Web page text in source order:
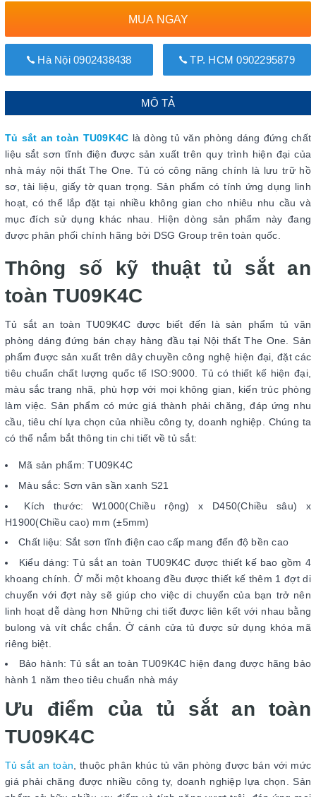
MUA NGAY
Hà Nội 0902438438 TP. HCM 0902295879
MÔ TẢ
Tủ sắt an toàn TU09K4C là dòng tủ văn phòng dáng đứng chất
liệu sắt sơn tĩnh điện được sản xuất trên quy trình hiện đại của
nhà máy nội thất The One. Tủ có công năng chính là lưu trữ hồ
sơ, tài liệu, giấy tờ quan trọng. Sản phẩm có tính ứng dụng linh
hoạt, có thể lắp đặt tại nhiều không gian cho nhiêu nhu cầu và
mục đích sử dụng khác nhau. Hiện dòng sản phẩm này đang
được phân phối chính hãng bởi DSG Group trên toàn quốc.
Thông số kỹ thuật tủ sắt an
toàn TU09K4C
Tủ sắt an toàn TU09K4C được biết đến là sản phẩm tủ văn
phòng dáng đứng bán chạy hàng đầu tại Nội thất The One. Sản
phẩm được sản xuất trên dây chuyền công nghệ hiện đại, đặt các
tiêu chuẩn chất lượng quốc tế ISO:9000. Tủ có thiết kế hiện đại,
màu sắc trang nhã, phù hợp với mọi không gian, kiến trúc phòng
làm việc. Sản phẩm có mức giá thành phải chăng, đáp ứng nhu
cầu, tiêu chí lựa chọn của nhiều công ty, doanh nghiệp. Chúng ta
có thể nắm bắt thông tin chi tiết về tủ sắt:
Mã sản phẩm: TU09K4C
Màu sắc: Sơn vân sần xanh S21
Kích thước: W1000(Chiều rộng) x D450(Chiều sâu) x
H1900(Chiều cao) mm (±5mm)
Chất liệu: Sắt sơn tĩnh điện cao cấp mang đến độ bền cao
Kiểu dáng: Tủ sắt an toàn TU09K4C được thiết kế bao gồm 4
khoang chính. Ở mỗi một khoang đều được thiết kế thêm 1 đợt di
chuyển với đợt này sẽ giúp cho việc di chuyển của bạn trở nên
linh hoạt dễ dàng hơn Những chi tiết được liên kết với nhau bằng
bulong và vít chắc chắn. Ở cánh cửa tủ được sử dụng khóa mã
riêng biệt.
Bảo hành: Tủ sắt an toàn TU09K4C hiện đang được hãng bảo
hành 1 năm theo tiêu chuẩn nhà máy
Ưu điểm của tủ sắt an toàn
TU09K4C
Tủ sắt an toàn, thuộc phân khúc tủ văn phòng được bán với mức
giá phải chăng được nhiều công ty, doanh nghiệp lựa chọn. Sản